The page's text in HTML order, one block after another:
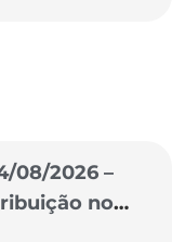
08/2026 –
no